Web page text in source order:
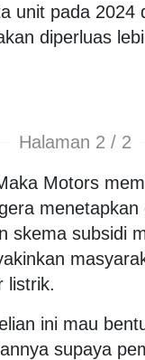
unit pada 2024
diperluas
Halaman 2 / 2
Motors
menetapkan
skema subsidi
listrik.
ini mau
supaya